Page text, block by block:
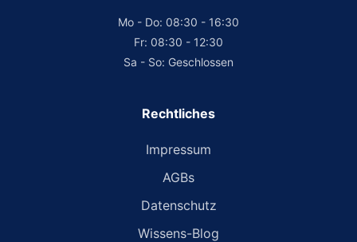
Mo - Do: 08:30 - 16:30
Fr: 08:30 - 12:30
Sa - So: Geschlossen
Rechtliches
Impressum
AGBs
Datenschutz
Wissens-Blog